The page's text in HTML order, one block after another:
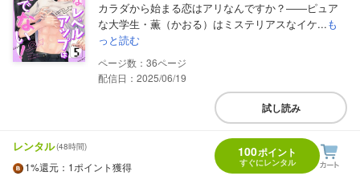
カラダから始まる恋はアリなんですか？――ピュア
な大学生・薫（かおる）はミステリアスなイケ...も
っと読む
36
配信日：2025/06/19
試し読み
レンタル(48時間)
1%還元 ：1ポイント獲得
100ポイント
すぐにレンタル